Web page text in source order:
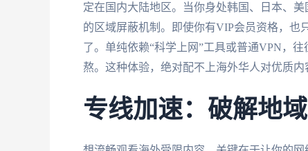
定在国内大陆地区。当你身处韩国、日本、
的区域屏蔽机制。即使你有VIP会员资格，也
了。单纯依赖“科学上网”工具或普通VPN，
熬。这种体验，绝对配不上海外华人对优质内
专线加速：破解地